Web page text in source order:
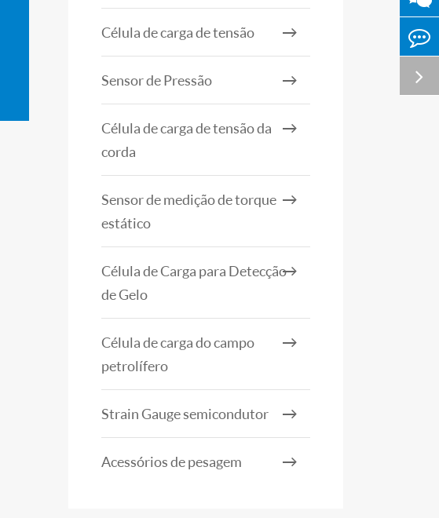
Célula de carga de tensão
Sensor de Pressão
Célula de carga de tensão da
corda
Sensor de medição de torque
estático
Célula de Carga para Detecção
de Gelo
Célula de carga do campo
petrolífero
Strain Gauge semicondutor
Acessórios de pesagem